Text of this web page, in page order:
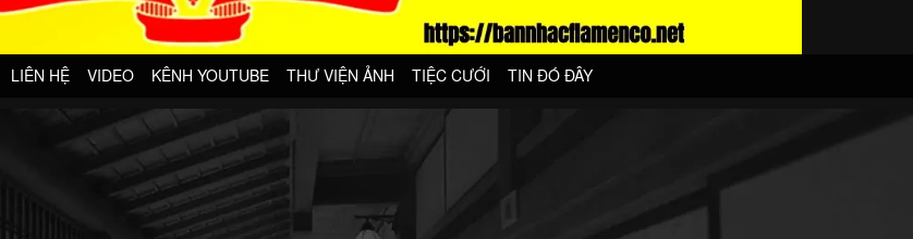
LIÊN HỆ VIDEO KÊNH YOUTUBE THƯ VIỆN ẢNH TIỆC CƯỚI TIN ĐÓ ĐÂY